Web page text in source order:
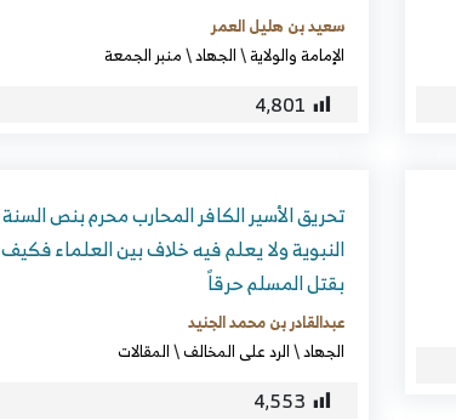
سعيد بن هليل العمر
الإمامة والولاية\الجهاد\منبر الجمعة
4٬801
تحريق الأسير الكافر المحارب محرم بنص السنة
النبوية ولا يعلم فيه خلاف بين العلماء فكيف
بقتل المسلم حرقاً
عبدالقادر بن محمد الجنيد
الجهاد\الرد على المخالف\المقالات
4٬553